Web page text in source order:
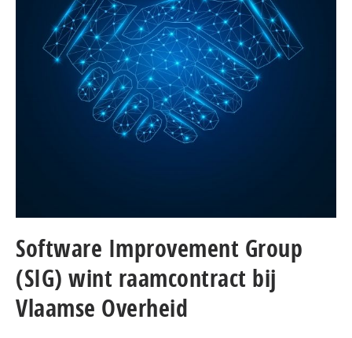
Software Improvement Group
(SIG) wint raamcontract bij
Vlaamse Overheid